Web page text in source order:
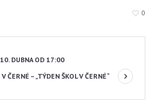
0
DUBNA OD 17:00
ČERNÉ – „TÝDEN ŠKOL V ČERNÉ“